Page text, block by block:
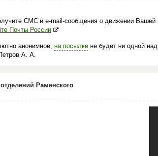
СМС и e-mail-сообщения о движении
Почты России
анонимное, на посылке не будет ни одной
А. А.
Раменского